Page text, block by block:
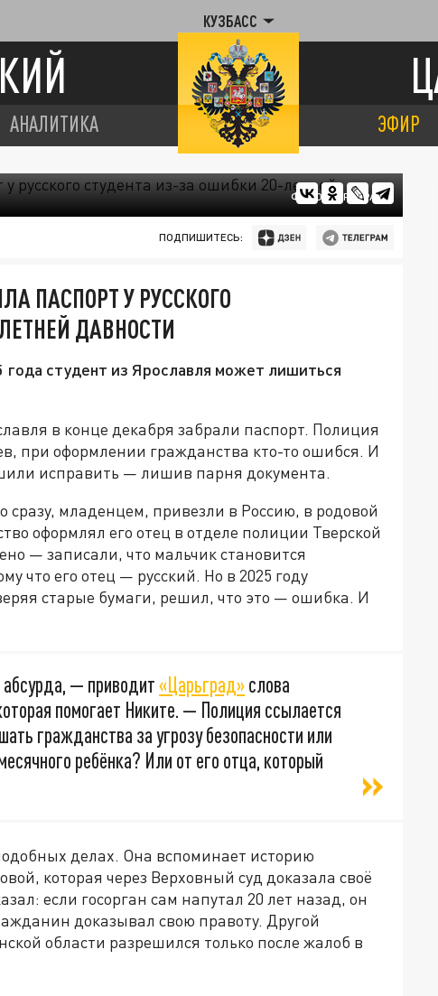
КУЗБАСС
АНАЛИТИКА ЭФИР
ФОТО: ЦАРЬГРАД
ПОДПИШИТЕСЬ:
ПАСПОРТ У РУССКОГО
ДАВНОСТИ
студент из Ярославля может лишиться
в конце декабря забрали паспорт. Полиция
при оформлении гражданства кто-то ошибся. И
исправить — лишив парня документа.
сразу, младенцем, привезли в Россию, в родовой
оформлял его отец в отделе полиции Тверской
— записали, что мальчик становится
что его отец — русский. Но в 2025 году
старые бумаги, решил, что это — ошибка. И
— приводит«Царьград»слова
помогает Никите. — Полиция ссылается
гражданства за угрозу безопасности или
ребёнка? Или от его отца, который
делах. Она вспоминает историю
которая через Верховный суд доказала своё
если госорган сам напутал 20 лет назад, он
доказывал свою правоту. Другой
области разрешился только после жалоб в